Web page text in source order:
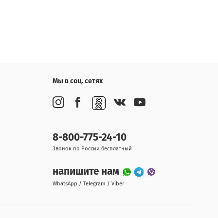
Мы в соц. сетях
8-800-775-24-10
Звонок по России бесплатный
напишите нам
WhatsApp / Telegram / Viber